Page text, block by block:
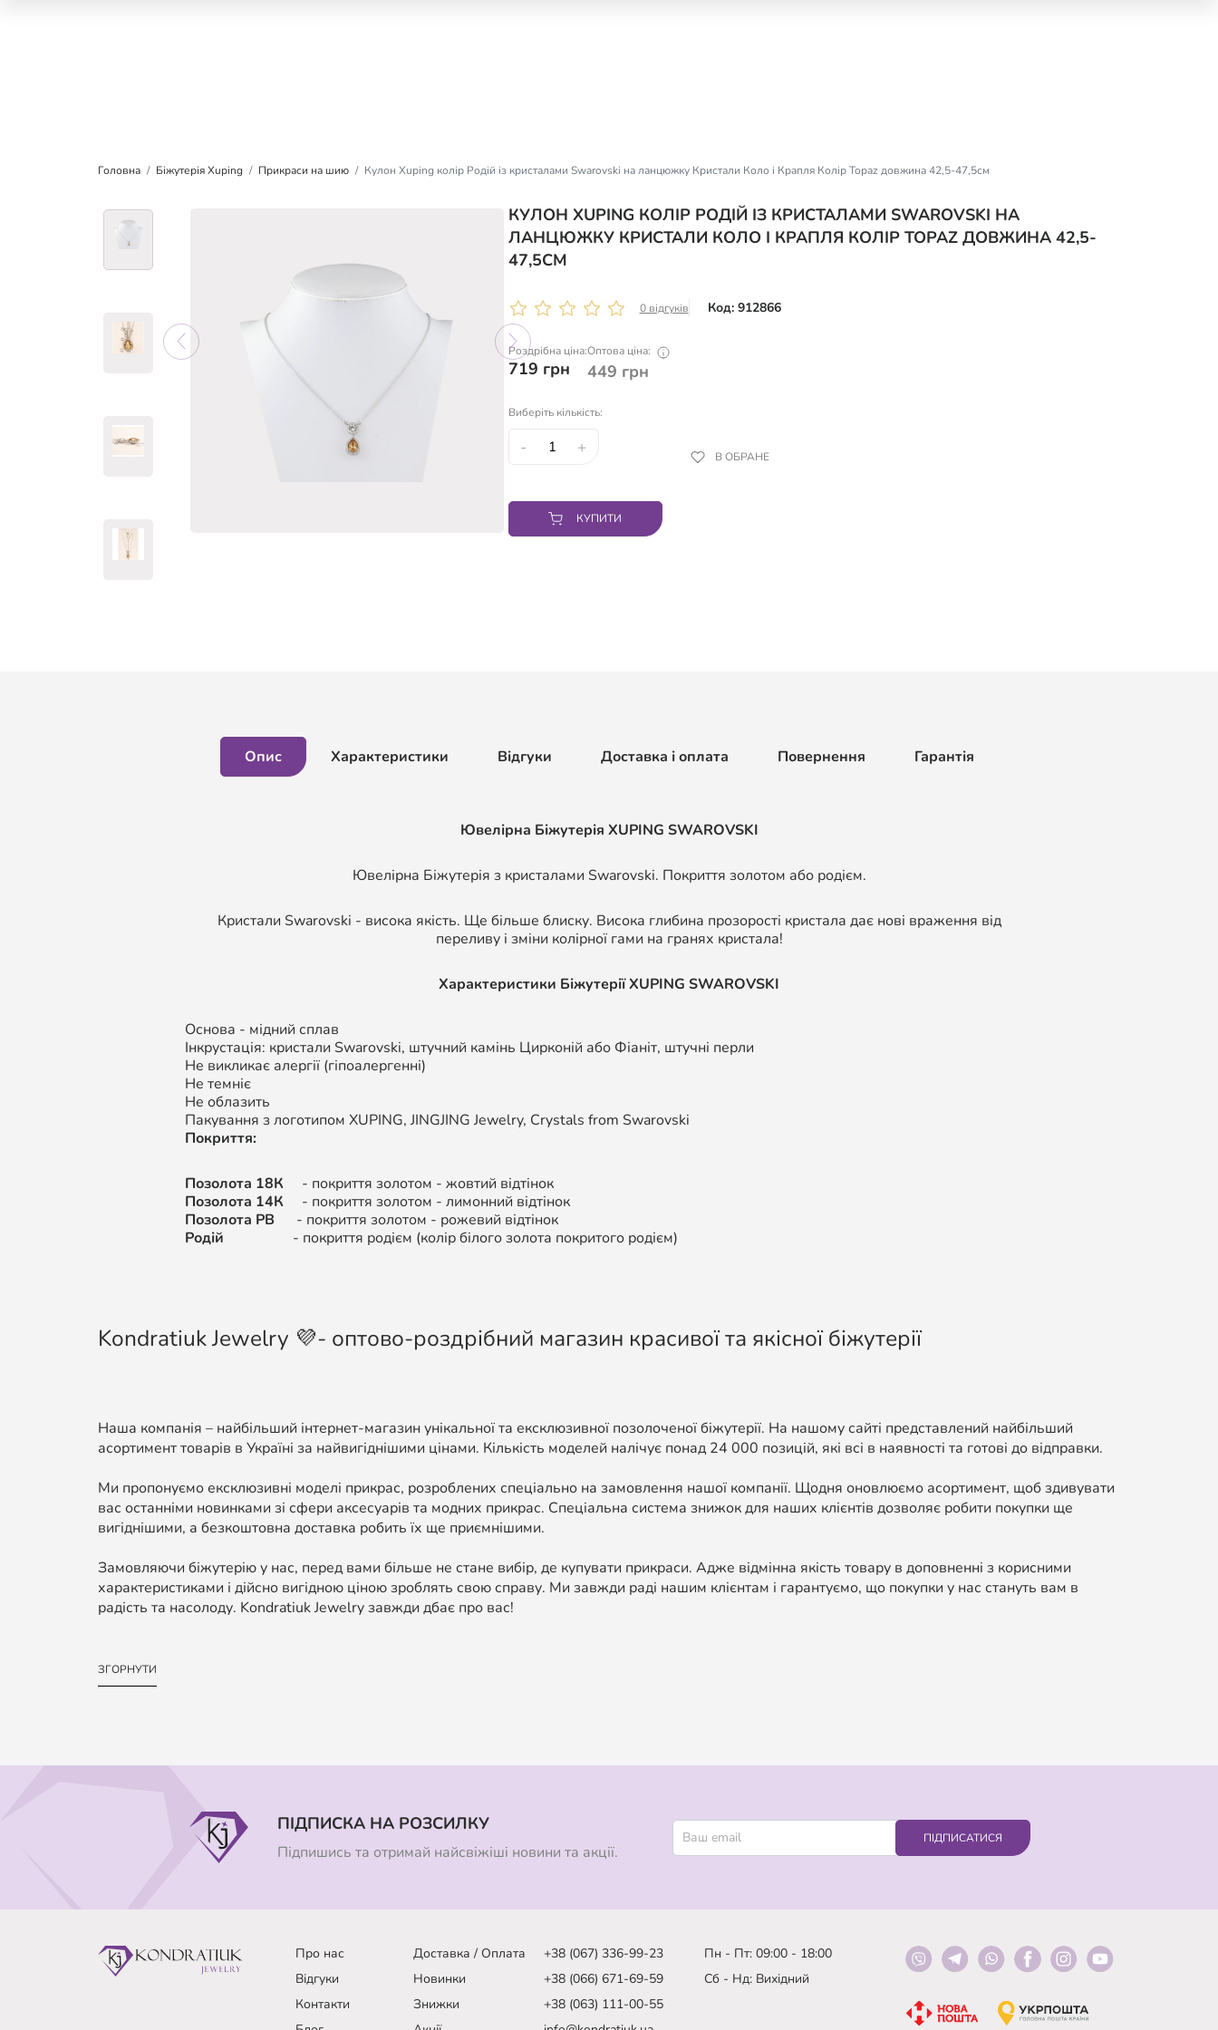
Головна Біжутерія Xuping Прикраси на шию Кулон Xuping колір Родій із кристалами Swarovski на ланцюжку Кристали Коло і Крапля Колір Topaz довжина 42,5-47,5см
КУЛОН XUPING КОЛІР РОДІЙ ІЗ КРИСТАЛАМИ SWAROVSKI НА
ЛАНЦЮЖКУ КРИСТАЛИ КОЛО І КРАПЛЯ КОЛІР TOPAZ ДОВЖИНА 42,5-
47,5СМ
0 відгуків Код: 912866
Роздрібна ціна:
719 грн
Оптова ціна:
449 грн
Виберіть кількість:
- + В ОБРАНЕ
КУПИТИ
Опис Характеристики Відгуки Доставка і оплата Повернення Гарантія
Ювелірна Біжутерія XUPING SWAROVSKI
Ювелірна Біжутерія з кристалами Swarovski. Покриття золотом або родієм.
Кристали Swarovski - висока якість. Ще більше блиску. Висока глибина прозорості кристала дає нові враження від
переливу і зміни колірної гами на гранях кристала!
Характеристики БіжутеріїXUPING SWAROVSKI
Основа - мідний сплав
Інкрустація: кристали Swarovski, штучний камінь Цирконій або Фіаніт, штучні перли
Не викликає алергії (гіпоалергенні)
Не темніє
Не облазить
Пакування з логотипом XUPING, JINGJING Jewelry, Crystals from Swarovski
Покриття:
Позолота 18К - покриття золотом - жовтий відтінок
Позолота 14К - покриття золотом - лимонний відтінок
Позолота РВ - покриття золотом - рожевий відтінок
Родій - покриття родієм (колір білого золота покритого родієм)
Kondratiuk Jewelry 💜- оптово-роздрібний магазин красивої та якісної біжутерії
Наша компанія – найбільший інтернет-магазин унікальної та ексклюзивної позолоченої біжутерії. На нашому сайті представлений найбільший
асортимент товарів в Україні за найвигіднішими цінами. Кількість моделей налічує понад 24 000 позицій, які всі в наявності та готові до відправки.
Ми пропонуємо ексклюзивні моделі прикрас, розроблених спеціально на замовлення нашої компанії. Щодня оновлюємо асортимент, щоб здивувати
вас останніми новинками зі сфери аксесуарів та модних прикрас. Спеціальна система знижок для наших клієнтів дозволяє робити покупки ще
вигіднішими, а безкоштовна доставка робить їх ще приємнішими.
Замовляючи біжутерію у нас, перед вами більше не стане вибір, де купувати прикраси. Адже відмінна якість товару в доповненні з корисними
характеристиками і дійсно вигідною ціною зроблять свою справу. Ми завжди раді нашим клієнтам і гарантуємо, що покупки у нас стануть вам в
радість та насолоду. Kondratiuk Jewelry завжди дбає про вас!
ЗГОРНУТИ
ПІДПИСКА НА РОЗСИЛКУ
Підпишись та отримай найсвіжіші новини та акції.
ПІДПИСАТИСЯ
Про нас
Доставка / Оплата
Відгуки
Новинки
Контакти
Знижки
+38 (067) 336-99-23
+38 (066) 671-69-59
+38 (063) 111-00-55
Пн - Пт: 09:00 - 18:00
Сб - Нд: Вихідний